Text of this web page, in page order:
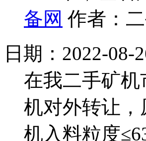
备网 作者：
日期：2022-08-
在我二手矿机
机对外转让
机入料粒度